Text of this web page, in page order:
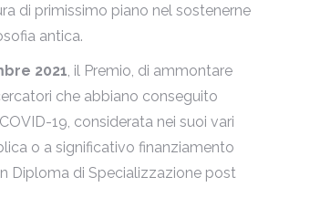
di primissimo piano nel sostenerne
antica.
2021, il Premio, di ammontare
che abbiano conseguito
19, considerata nei suoi vari
o a significativo finanziamento
Diploma di Specializzazione post